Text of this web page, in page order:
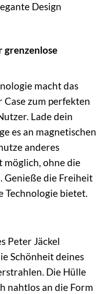
Design
macht das
Case zum perfekten
Lade dein
es an magnetischen
anderes
möglich, ohne die
Genieße die Freiheit
Technologie bietet.
Peter Jäckel
Schönheit deines
Die Hülle
nahtlos an die Form